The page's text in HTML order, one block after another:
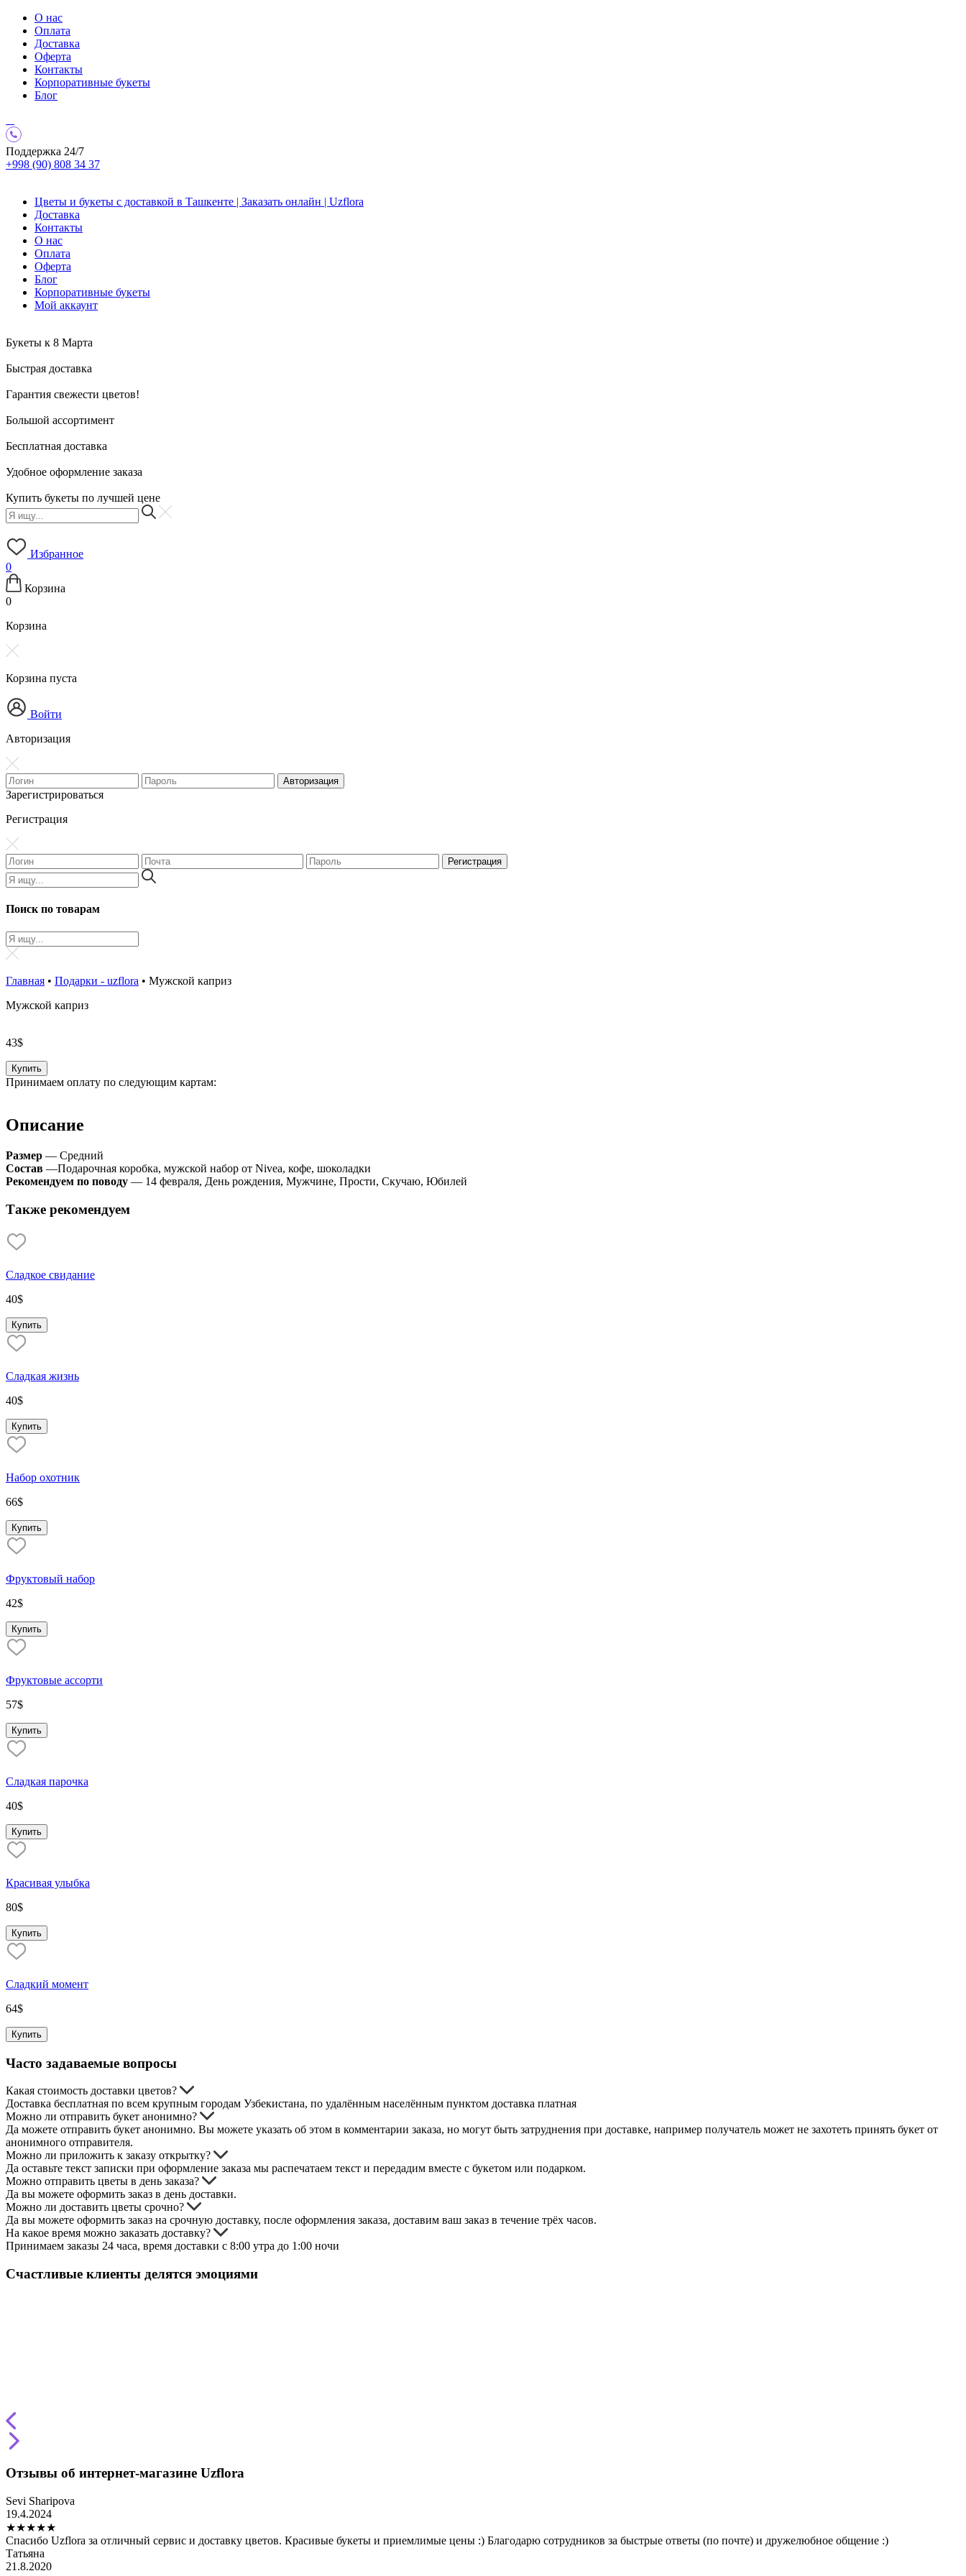
О нас
Оплата
Доставка
Оферта
Контакты
Корпоративные букеты
Блог
Поддержка 24/7
+998 (90) 808 34 37
Цветы и букеты с доставкой в Ташкенте | Заказать онлайн | Uzflora
Доставка
Контакты
О нас
Оплата
Оферта
Блог
Корпоративные букеты
Мой аккаунт
Букеты к 8 Марта
Быстрая доставка
Гарантия свежести цветов!
Большой ассортимент
Бесплатная доставка
Удобное оформление заказа
Купить букеты по лучшей цене
Избранное
0
Корзина
0
Корзина
Корзина пуста
Войти
Авторизация
Зарегистрироваться
Регистрация
Поиск по товарам
Главная • Подарки - uzflora • Мужской каприз
Мужской каприз
43$
Купить
Принимаем оплату по следующим картам:
Описание
Размер — Средний
Состав —Подарочная коробка, мужской набор от Nivea, кофе, шоколадки
Рекомендуем по поводу — 14 февраля, День рождения, Мужчине, Прости, Скучаю, Юбилей
Также рекомендуем
Сладкое свидание
40$
Купить
Сладкая жизнь
40$
Купить
Набор охотник
66$
Купить
Фруктовый набор
42$
Купить
Фруктовые ассорти
57$
Купить
Сладкая парочка
40$
Купить
Красивая улыбка
80$
Купить
Сладкий момент
64$
Купить
Часто задаваемые вопросы
Какая стоимость доставки цветов?
Доставка бесплатная по всем крупным городам Узбекистана, по удалённым населённым пунктом доставка платная
Можно ли отправить букет анонимно?
Да можете отправить букет анонимно. Вы можете указать об этом в комментарии заказа, но могут быть затруднения при доставке, например получатель может не захотеть принять букет от
анонимного отправителя.
Можно ли приложить к заказу открытку?
Да оставьте текст записки при оформление заказа мы распечатаем текст и передадим вместе с букетом или подарком.
Можно отправить цветы в день заказа?
Да вы можете оформить заказ в день доставки.
Можно ли доставить цветы срочно?
Да вы можете оформить заказ на срочную доставку, после оформления заказа, доставим ваш заказ в течение трёх часов.
На какое время можно заказать доставку?
Принимаем заказы 24 часа, время доставки с 8:00 утра до 1:00 ночи
Счастливые клиенты делятся эмоциями
Отзывы об интернет-магазине Uzflora
Sevi Sharipova
19.4.2024
★★★★★
Спасибо Uzflora за отличный сервис и доставку цветов. Красивые букеты и приемлимые цены :) Благодарю сотрудников за быстрые ответы (по почте) и дружелюбное общение :)
Татьяна
21.8.2020